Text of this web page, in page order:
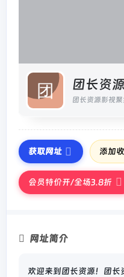
团长资源
团长资源影视聚
获取网址 添加
会员特价开/全场3.8折
网址简介
欢迎来到团长资源！团长